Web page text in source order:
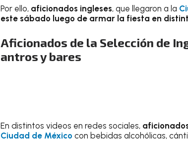
Por ello, aficionados ingleses, que llegaron a la
este sábado luego de armar la fiesta en
Aficionados de la Selección de
antros y bares
En distintos videos en redes sociales,
Ciudad de México con bebidas alcohólicas,